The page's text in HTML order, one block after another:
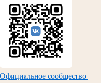
Официальное сообщество